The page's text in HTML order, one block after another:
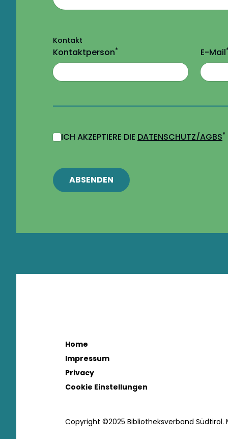
Kontakt
Kontaktperson* E-Mail
ICH AKZEPTIERE DIE DATENSCHUTZ/AGBS*
ABSENDEN
Home
Impressum
Privacy
Cookie Einstellungen
Copyright ©2025 Bibliotheksverband Südtirol.